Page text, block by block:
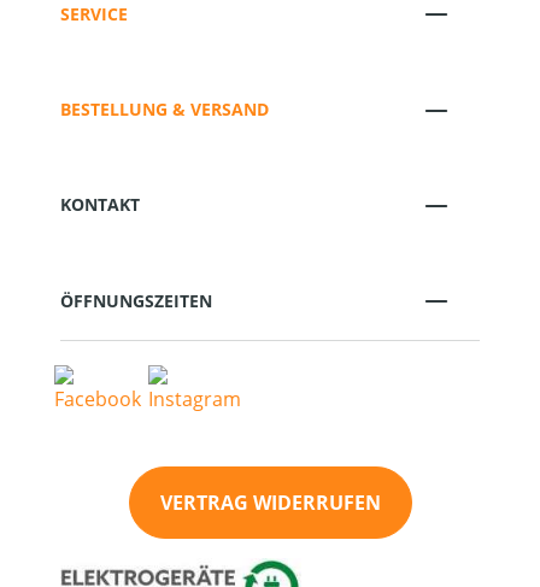
SERVICE
BESTELLUNG & VERSAND
KONTAKT
ÖFFNUNGSZEITEN
VERTRAG WIDERRUFEN